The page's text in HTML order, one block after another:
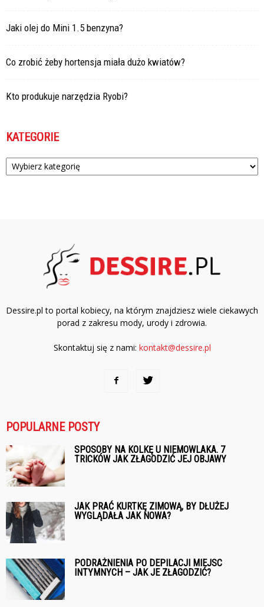
Jaki olej do Mini 1.5 benzyna?
Co zrobić żeby hortensja miała dużo kwiatów?
Kto produkuje narzędzia Ryobi?
KATEGORIE
Kategorie
Dessire.pl to portal kobiecy, na którym znajdziesz wiele ciekawych
porad z zakresu mody, urody i zdrowia.
Skontaktuj się z nami: kontakt@dessire.pl
POPULARNE POSTY
SPOSOBY NA KOLKĘ U NIEMOWLAKA. 7
TRICKÓW JAK ZŁAGODZIĆ JEJ OBJAWY
JAK PRAĆ KURTKĘ ZIMOWĄ, BY DŁUŻEJ
WYGLĄDAŁA JAK NOWA?
PODRAŻNIENIA PO DEPILACJI MIEJSC
INTYMNYCH – JAK JE ZŁAGODZIĆ?